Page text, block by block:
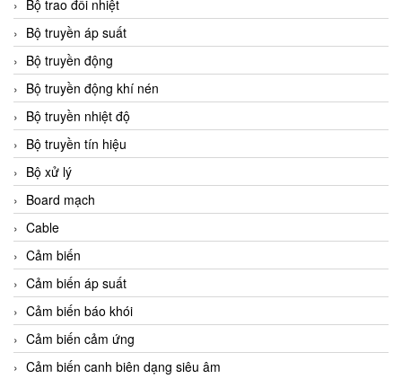
Bộ trao đổi nhiệt
Bộ truyền áp suất
Bộ truyền động
Bộ truyền động khí nén
Bộ truyền nhiệt độ
Bộ truyền tín hiệu
Bộ xử lý
Board mạch
Cable
Cảm biến
Cảm biến áp suất
Cảm biến báo khói
Cảm biến cảm ứng
Cảm biến canh biên dạng siêu âm